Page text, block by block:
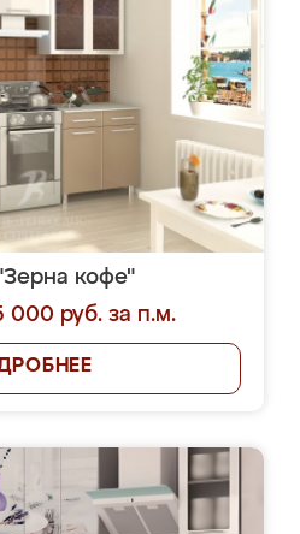
кофе"
000 руб. за п.м.